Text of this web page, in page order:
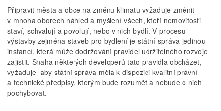
Připravit města a obce na změnu klimatu vyžaduje změnit
v mnoha oborech náhled a myšlení všech, kteří nemovitosti
staví, schvalují a povolují, nebo v nich bydlí. V procesu
výstavby zejména staveb pro bydlení je státní správa jedinou
instancí, která může dodržování pravidel udržitelného rozvoje
zajistit. Snaha některých developerů tato pravidla obcházet,
vyžaduje, aby státní správa měla k dispozici kvalitní právní
a technické předpisy, kterým bude rozumět a nebude o nich
pochybovat.